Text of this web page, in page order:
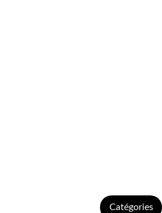
Catégories